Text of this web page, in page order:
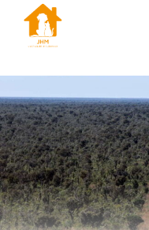
content